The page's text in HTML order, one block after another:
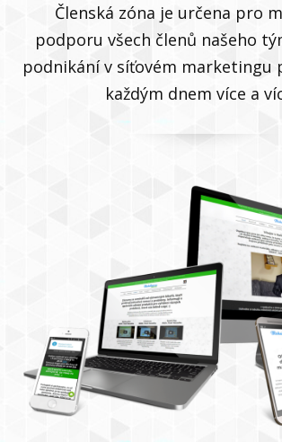
Členská zóna je určena pro
podporu všech členů našeho
podnikání v síťovém marketingu
každým dnem více a